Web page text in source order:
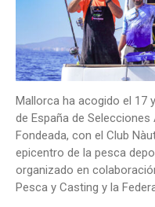
Mallorca ha acogido el 17
de España de
Fondeada, con el Club
epicentro de la pesca
organizado en
Pesca y Casting y la